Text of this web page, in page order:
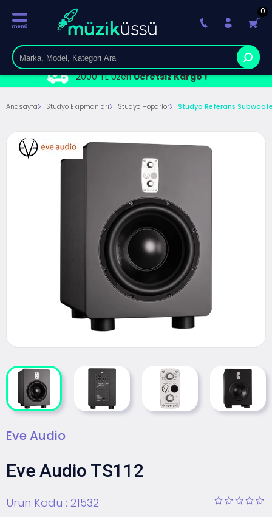
2000 TL ÜzeriÜcretsiz Kargo !
0
Anasayfa Stüdyo Ekipmanları Stüdyo Hoparlör Stüdyo Referans
Eve Audio
Eve Audio TS112
Ürün Kodu : 21532